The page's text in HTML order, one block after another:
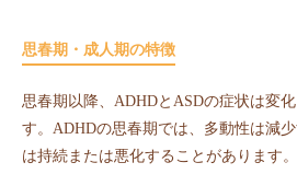
思春期・成人期の特徴
思春期以降、ADHDとASDの症状は変
す。ADHDの思春期では、多動性は減
は持続または悪化することがあります